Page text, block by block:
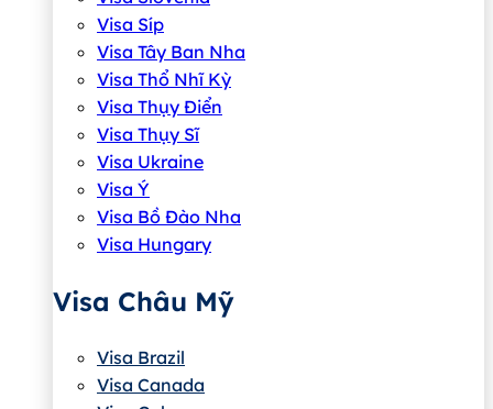
Visa Síp
Visa Tây Ban Nha
Visa Thổ Nhĩ Kỳ
Visa Thụy Điển
Visa Thụy Sĩ
Visa Ukraine
Visa Ý
Visa Bồ Đào Nha
Visa Hungary
Visa Châu Mỹ
Visa Brazil
Visa Canada